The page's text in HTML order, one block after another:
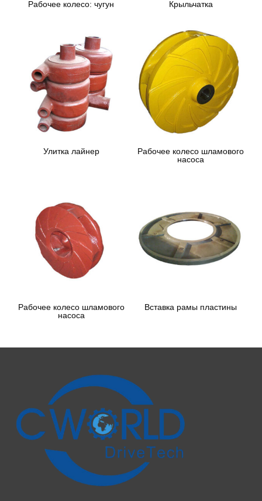
Рабочее колесо: чугун Крыльчатка
Улитка лайнер
Рабочее колесо шламового
насоса
Рабочее колесо шламового
насоса
Вставка рамы пластины